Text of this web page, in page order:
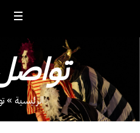
الرئيسية »